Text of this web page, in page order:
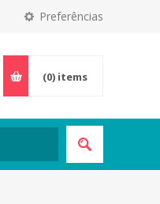
Preferências
(0) items